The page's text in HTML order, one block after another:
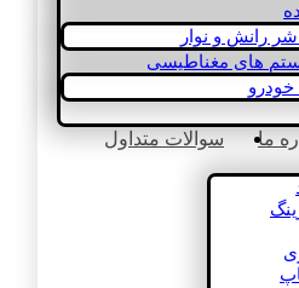
رانش و نوار
های مغناطیسی
خودرو
ما
سوالات متداول